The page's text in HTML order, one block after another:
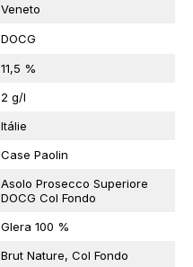
Veneto
DOCG
11,5 %
2 g/l
Itálie
Case Paolin
Asolo Prosecco Superiore
DOCG Col Fondo
Glera 100 %
Brut Nature, Col Fondo